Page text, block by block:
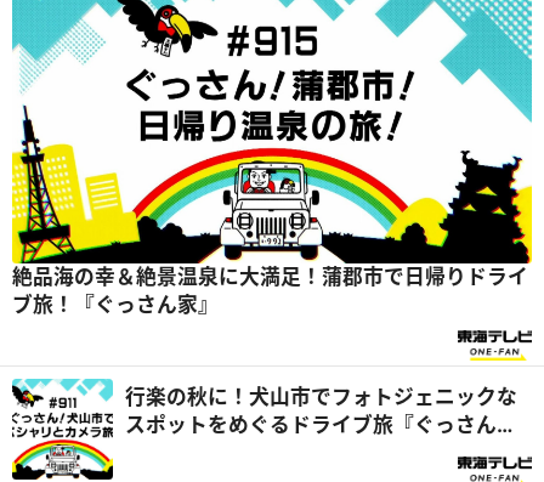
絶品海の幸＆絶景温泉に大満足！蒲郡市で日帰りドライ
ブ旅！『ぐっさん家』
行楽の秋に！犬山市でフォトジェニックな
スポットをめぐるドライブ旅『ぐっさん